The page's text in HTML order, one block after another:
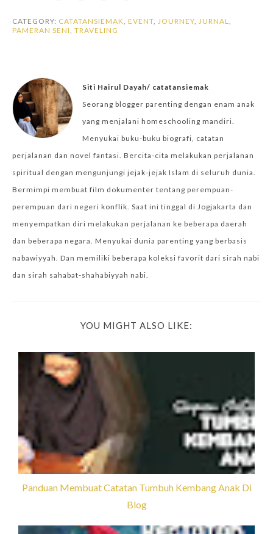
CATEGORY: CATATANSIEMAK EVENT JOURNEY JURNAL
PAMERAN SENI TRAVELING
Siti Hairul Dayah/ catatansiemak
Seorang blogger parenting dengan enam anak
yang menjalani homeschooling mandiri.
Menyukai buku-buku biografi, catatan
perjalanan dan novel fantasi. Bercita-cita melakukan perjalanan
spiritual dengan mengunjungi jejak-jejak Islam di seluruh dunia.
Bermimpi membuat film dokumenter tentang perempuan-
perempuan dari negeri konflik. Saat ini tinggal di Jogjakarta dan
menyempatkan diri melakukan perjalanan ke beberapa daerah
dan beberapa negara. Menyukai dunia parenting yang berbasis
nabawiyyah. Dan memiliki beberapa koleksi favorit dari sirah nabi
dan sirah sahabat-shahabiyyah nabi.
YOU MIGHT ALSO LIKE:
Panduan Membuat Catatan Tumbuh Kembang Anak Di
Blog